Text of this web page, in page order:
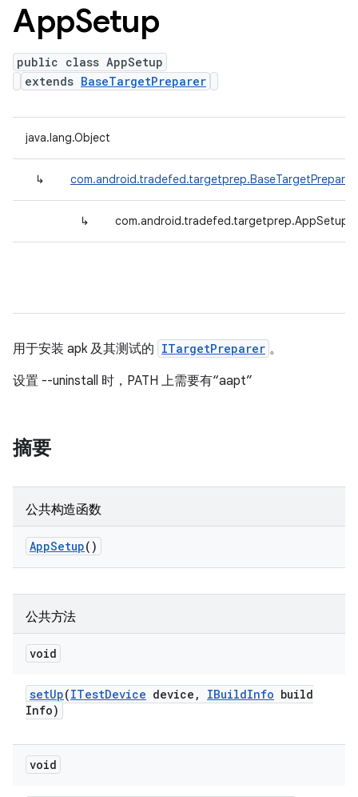
AppSetup
public class AppSetup
extends BaseTargetPreparer
java.lang.Object
↳ com.android.tradefed.targetprep.BaseTargetPreparer
↳ com.android.tradefed.targetprep.AppSetup
用于安装 apk 及其测试的 ITargetPreparer 。
设置 --uninstall 时，PATH 上需要有“aapt”
摘要
公共构造函数
AppSetup()
公共方法
void
setUp(ITestDevice device , IBuildInfo build
Info)
void